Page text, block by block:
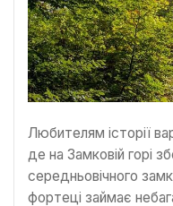
Любителям історії
де на Замковій горі
середньовічного
фортеці займає